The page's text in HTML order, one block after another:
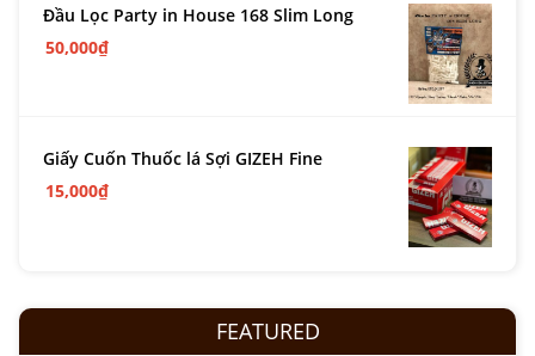
Đầu Lọc Party in House 168 Slim Long
50,000₫
Giấy Cuốn Thuốc lá Sợi GIZEH Fine
15,000₫
FEATURED